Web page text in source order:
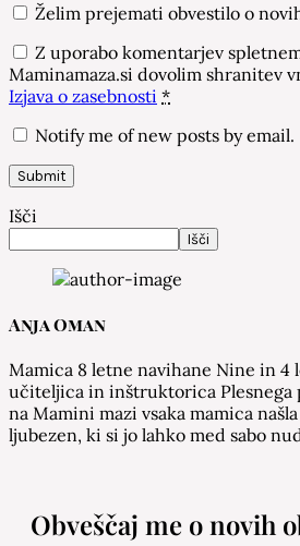
Želim prejemati obvestilo o
Z uporabo komentarjev
Maminamaza.si dovolim shranitev
Izjava o zasebnosti *
Notify me of new posts by email.
Išči
Išči
Anja Oman
Mamica 8 letne navihane Nine in 4
učiteljica in inštruktorica Plesnega
na Mamini mazi vsaka mamica
ljubezen, ki si jo lahko med sabo
Obveščaj me o novih